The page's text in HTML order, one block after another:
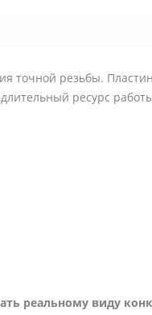
точной резьбы.
ресурс
реальному виду